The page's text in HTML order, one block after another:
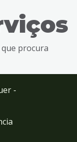
procura
-